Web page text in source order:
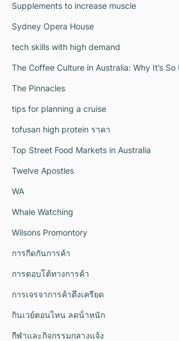
Supplements to increase muscle
Sydney Opera House
tech skills with high demand
The Coffee Culture in Australia: Why It’s So
The Pinnacles
tips for planning a cruise
tofusan high protein ราคา
Top Street Food Markets in Australia
Twelve Apostles
WA
Whale Watching
Wilsons Promontory
การกีดกันการค้า
การตอบโต้ทางการค้า
การเจรจาการค้าตึงเครียด
กินเวย์ตอนไหน ลดน้ําหนัก
กีฬาและกิจกรรมกลางแจ้ง